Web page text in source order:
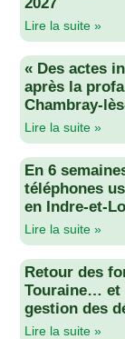
Lire la suite »
« Des actes
après la
Chambray-
Lire la suite »
En 6
téléphones
en Indre-et-
Lire la suite »
Retour des
Touraine… et
gestion des
Lire la suite »